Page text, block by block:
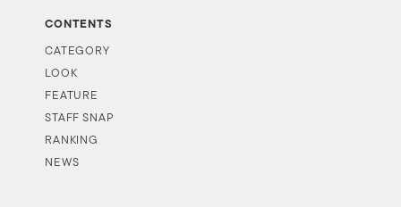
CONTENTS
CATEGORY
LOOK
FEATURE
STAFF SNAP
RANKING
NEWS